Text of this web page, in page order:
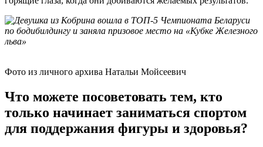
Фото из личного архива Натальи Мойсеевич
Что можете посоветовать тем, кто
только начинает заниматься спортом
для поддержания фигуры и здоровья?